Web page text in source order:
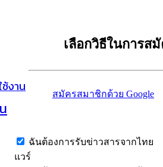
งาน
เลือกวิธีในการส
สมัครสมาชิกด้วย Google
ฉันต้องการรับข่าวสารจากไทย
แวร์